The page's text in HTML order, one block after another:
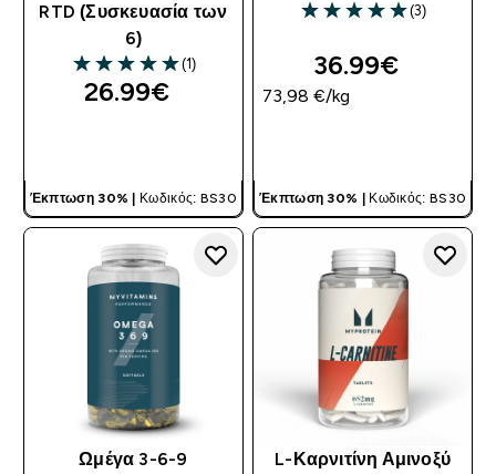
RTD (Συσκευασία των
6)
5 out of 5 stars
(1)
26.99€‎
Έκπτωση 30% | Κωδικός: BS30
5 out of 5 stars
(3)
36.99€‎
73,98 €‎/kg
Έκπτωση 30% | Κωδικός: BS30
Ωμέγα 3-6-9
L-Καρνιτίνη Αμινοξύ